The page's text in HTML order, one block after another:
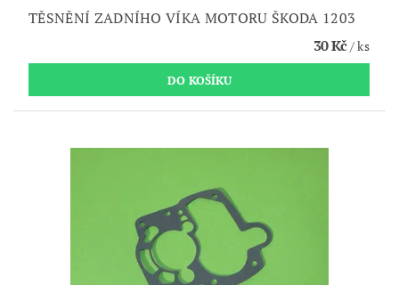
TĚSNĚNÍ ZADNÍHO VÍKA MOTORU ŠKODA 1203
30 Kč/ ks